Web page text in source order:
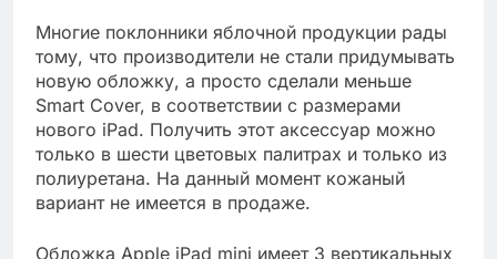
Многие поклонники яблочной продукции рады
тому, что производители не стали придумывать
новую обложку, а просто сделали меньше
Smart Cover, в соответствии с размерами
нового iPad. Получить этот аксессуар можно
только в шести цветовых палитрах и только из
полиуретана. На данный момент кожаный
вариант не имеется в продаже.
Обложка Apple iPad mini имеет 3 вертикальных